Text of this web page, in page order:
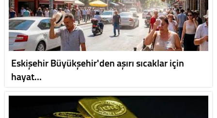
Eskişehir Büyükşehir'den aşırı sıcaklar için
hayat…